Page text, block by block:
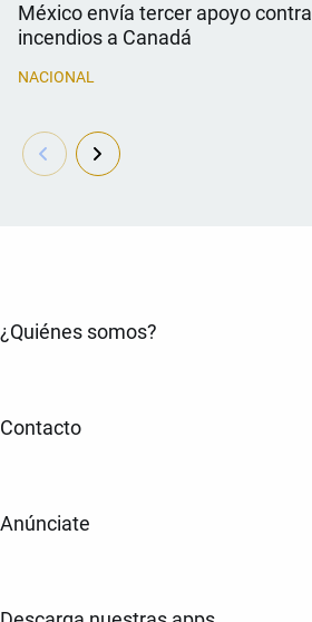
México envía tercer apoyo contra
incendios a Canadá
NACIONAL
¿Quiénes somos?
Contacto
Anúnciate